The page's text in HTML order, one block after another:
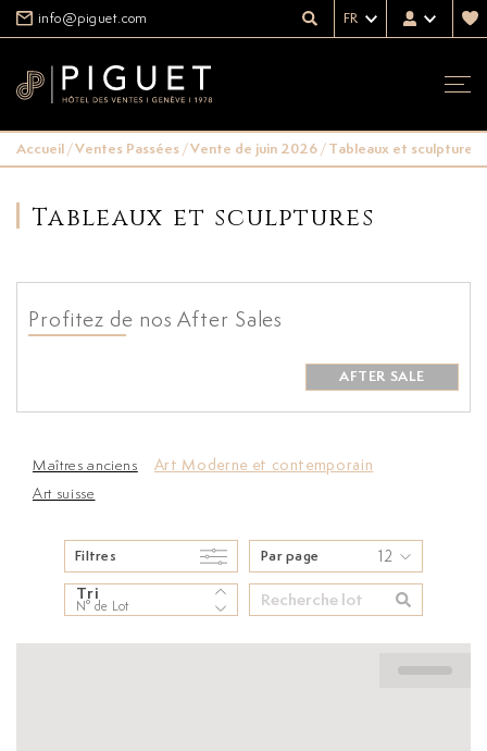
info@piguet.com FR
Accueil/Ventes Passées/Vente de juin 2026/Tableaux et sculptures
Tableaux et sculptures
Profitez de nos After Sales
AFTER SALE
Maîtres anciens
Art Moderne et contemporain
Art suisse
Filtres Par page 12
Tri
N° de Lot